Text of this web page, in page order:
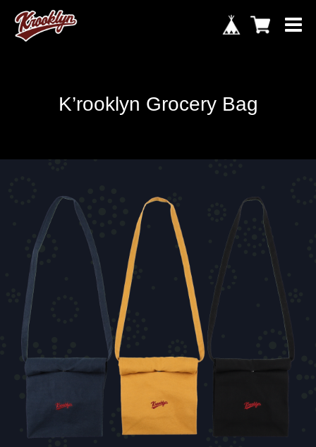
K’rooklyn Grocery Bag